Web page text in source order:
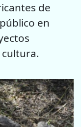
de
en